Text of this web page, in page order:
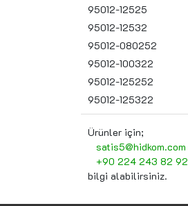
95012-12525
95012-12532
95012-080252
95012-100322
95012-125252
95012-125322
Ürünler için;
satis5@hidkom.com
+90 224 243 82 92
bilgi alabilirsiniz.